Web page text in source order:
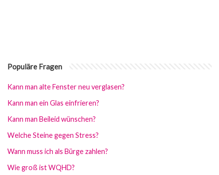
Populäre Fragen
Kann man alte Fenster neu verglasen?
Kann man ein Glas einfrieren?
Kann man Beileid wünschen?
Welche Steine gegen Stress?
Wann muss ich als Bürge zahlen?
Wie groß ist WQHD?